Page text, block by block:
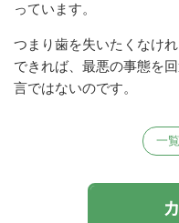
っています。
つまり歯を失いたくなけ
できれば、最悪の事態を
言ではないのです。
一